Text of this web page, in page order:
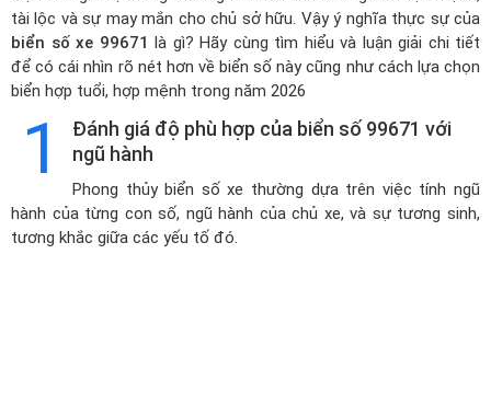
tài lộc và sự may mắn cho chủ sở hữu. Vậy ý nghĩa thực sự của
biển số xe 99671 là gì? Hãy cùng tìm hiểu và luận giải chi tiết
để có cái nhìn rõ nét hơn về biển số này cũng như cách lựa chọn
biển hợp tuổi, hợp mệnh trong năm 2026
1
Đánh giá độ phù hợp của biển số 99671 với
ngũ hành
Phong thủy biển số xe thường dựa trên việc tính ngũ
hành của từng con số, ngũ hành của chủ xe, và sự tương sinh,
tương khắc giữa các yếu tố đó.